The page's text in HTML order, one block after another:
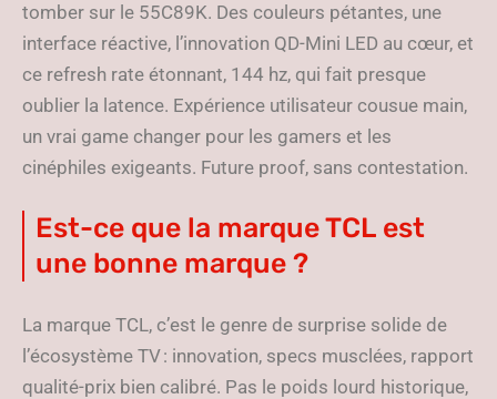
tomber sur le 55C89K. Des couleurs pétantes, une
interface réactive, l’innovation QD-Mini LED au cœur, et
ce refresh rate étonnant, 144 hz, qui fait presque
oublier la latence. Expérience utilisateur cousue main,
un vrai game changer pour les gamers et les
cinéphiles exigeants. Future proof, sans contestation.
Est-ce que la marque TCL est
une bonne marque ?
La marque TCL, c’est le genre de surprise solide de
l’écosystème TV : innovation, specs musclées, rapport
qualité-prix bien calibré. Pas le poids lourd historique,